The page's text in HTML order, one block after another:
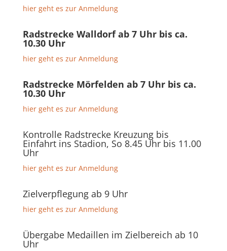
hier geht es zur Anmeldung
Radstrecke Walldorf ab 7 Uhr bis ca.
10.30 Uhr
hier geht es zur Anmeldung
Radstrecke Mörfelden ab 7 Uhr bis ca.
10.30 Uhr
hier geht es zur Anmeldung
Kontrolle Radstrecke Kreuzung bis
Einfahrt ins Stadion, So 8.45 Uhr bis 11.00
Uhr
hier geht es zur Anmeldung
Zielverpflegung ab 9 Uhr
hier geht es zur Anmeldung
Übergabe Medaillen im Zielbereich ab 10
Uhr